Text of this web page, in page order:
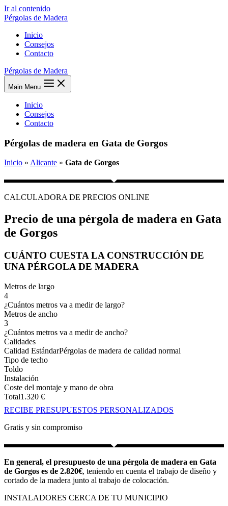
Ir al contenido
Pérgolas de Madera
Inicio
Consejos
Contacto
Pérgolas de Madera
Main Menu
Inicio
Consejos
Contacto
Pérgolas de madera en Gata de Gorgos
Inicio » Alicante » Gata de Gorgos
CALCULADORA DE PRECIOS ONLINE
Precio de una pérgola de madera en Gata
de Gorgos
CUÁNTO CUESTA LA CONSTRUCCIÓN DE
UNA PÉRGOLA DE MADERA
Metros de largo
4
¿Cuántos metros va a medir de largo?
Metros de ancho
3
¿Cuántos metros va a medir de ancho?
Calidades
Calidad EstándarPérgolas de madera de calidad normal
Tipo de techo
Toldo
Instalación
Coste del montaje y mano de obra
Total1.320 €
RECIBE PRESUPUESTOS PERSONALIZADOS
Gratis y sin compromiso
En general, el presupuesto de una pérgola de madera en Gata
de Gorgos es de 2.820€, teniendo en cuenta el trabajo de diseño y
cortado de la madera junto al trabajo de colocación.
INSTALADORES CERCA DE TU MUNICIPIO